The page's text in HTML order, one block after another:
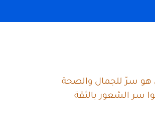
هو سرّ للجمال والصحة
سر الشعور بالثقة